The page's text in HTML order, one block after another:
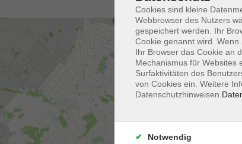
Cookies sind kleine
Webbrowser des Nutzers
gespeichert werden. Ihr
Cookie genannt wird.
Ihr Browser das Cookie an
Mechanismus für Websites
Surfaktivitäten des
von Cookies ein. Weitere
Datenschutzhinweisen.
Notwendig